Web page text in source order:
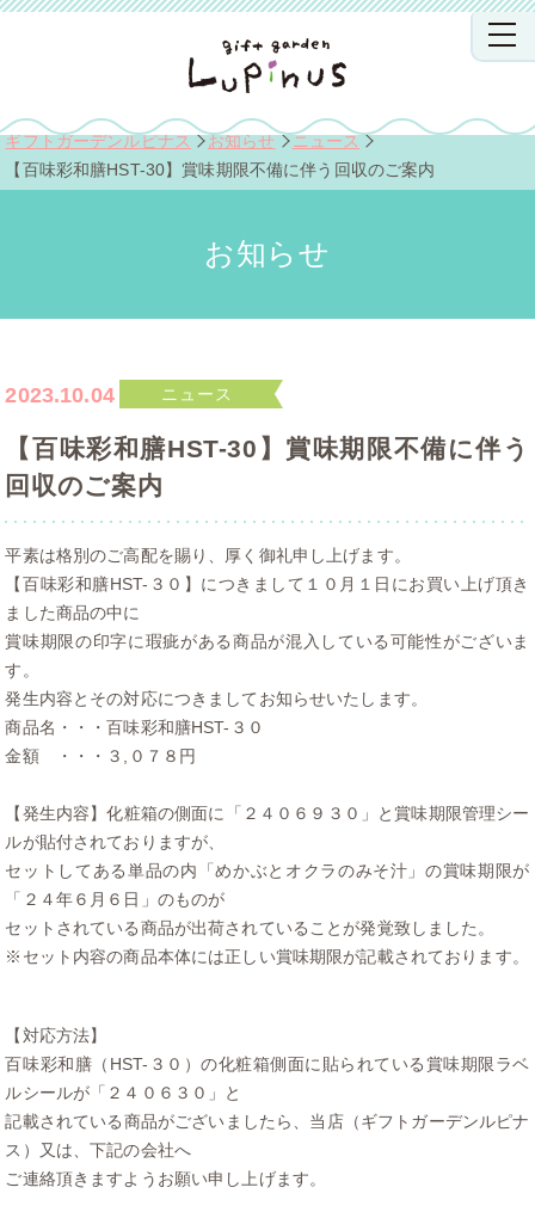
ギフトガーデンルピナス お知らせ
ニュース
【百味彩和膳HST-30】賞味期限不備に伴う回収のご案内
お知らせ
2023.10.04 ニュース
【百味彩和膳HST-30】賞味期限不備に伴う
回収のご案内
平素は格別のご高配を賜り、厚く御礼申し上げます。
【百味彩和膳HST-３０】につきまして１０月１日にお買い上げ頂き
ました商品の中に
賞味期限の印字に瑕疵がある商品が混入している可能性がございま
す。
発生内容とその対応につきましてお知らせいたします。
商品名・・・百味彩和膳HST-３０
金額 ・・・３,０７８円
【発生内容】化粧箱の側面に「２４０６９３０」と賞味期限管理シー
ルが貼付されておりますが、
セットしてある単品の内「めかぶとオクラのみそ汁」の賞味期限が
「２４年６月６日」のものが
セットされている商品が出荷されていることが発覚致しました。
※セット内容の商品本体には正しい賞味期限が記載されております。
【対応方法】
百味彩和膳（HST-３０）の化粧箱側面に貼られている賞味期限ラベ
ルシールが「２４０６３０」と
記載されている商品がございましたら、当店（ギフトガーデンルピナ
ス）又は、下記の会社へ
ご連絡頂きますようお願い申し上げます。